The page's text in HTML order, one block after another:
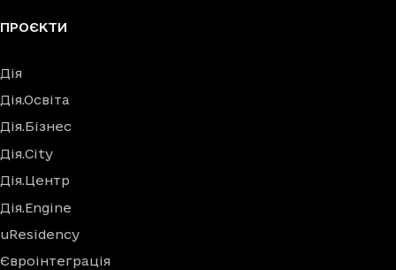
ПРОЄКТИ
Дія
Дія.Освіта
Дія.Бізнес
Дія.City
Дія.Центр
Дія.Engine
uResidency
Євроінтеграція